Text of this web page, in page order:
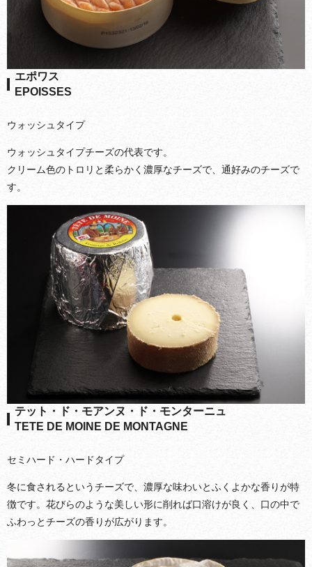
エポワス
EPOISSES
ウォッシュタイプ
ウォッシュタイプチーズの代表です。
クリーム色のトロリと柔らかく濃厚なチーズで、通好みのチーズで
す。
テット・ド・モアンヌ・ド・モンターニュ
TETE DE MOINE DE MONTAGNE
セミハード・ハードタイプ
冬に食されるというチーズで、濃厚な味わいとふくよかな香りが特
徴です。花びらのような美しい形に削れば口溶けが良く、口の中で
ふわっとチーズの香りが広がります。